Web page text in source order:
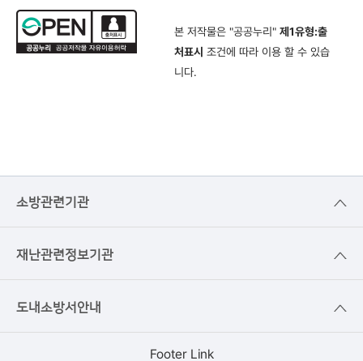
본 저작물은 "공공누리" 제1유형:출
처표시 조건에 따라 이용 할 수 있습
니다.
소방관련기관
재난관련정보기관
도내소방서안내
Footer Link